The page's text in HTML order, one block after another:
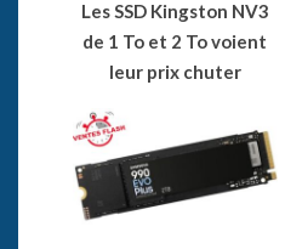
Les SSD Kingston NV3
de 1 To et 2 To voient
leur prix chuter